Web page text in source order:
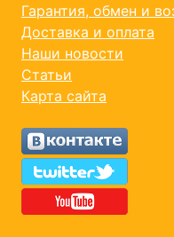
Гарантия, обмен и
Доставка и оплата
Наши новости
Статьи
Карта сайта